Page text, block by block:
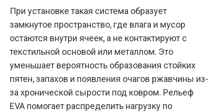
При установке такая система образует
замкнутое пространство, где влага и мусор
остаются внутри ячеек, а не контактируют с
текстильной основой или металлом. Это
уменьшает вероятность образования стойких
пятен, запахов и появления очагов ржавчины из-
за хронической сырости под ковром. Рельеф
EVA помогает распределить нагрузку по